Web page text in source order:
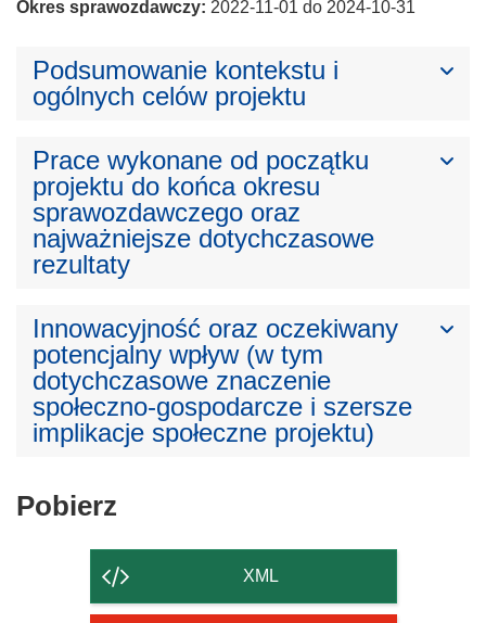
Okres sprawozdawczy: 2022-11-01 do 2024-10-31
Podsumowanie kontekstu i
ogólnych celów projektu
Prace wykonane od początku
projektu do końca okresu
sprawozdawczego oraz
najważniejsze dotychczasowe
rezultaty
Innowacyjność oraz oczekiwany
potencjalny wpływ (w tym
dotychczasowe znaczenie
społeczno-gospodarcze i szersze
implikacje społeczne projektu)
Pobierz
strony
XML